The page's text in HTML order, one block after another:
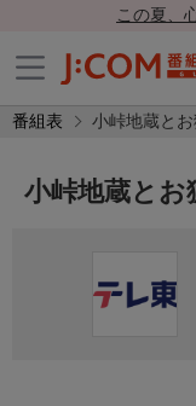
この夏、
番組表 小峠地蔵と
小峠地蔵とお